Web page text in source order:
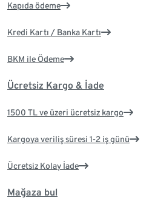
Kapıda ödeme
Kredi Kartı / Banka Kartı
BKM ile Ödeme
Ücretsiz Kargo & İade
1500 TL ve üzeri ücretsiz kargo
Kargoya veriliş süresi 1-2 iş günü
Ücretsiz Kolay İade
Mağaza bul